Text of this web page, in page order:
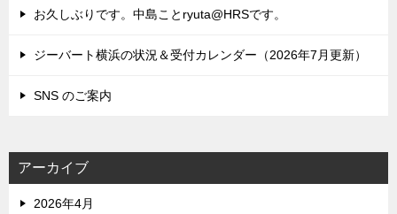
お久しぶりです。中島ことryuta@HRSです。
ジーバート横浜の状況＆受付カレンダー（2026年7月更新）
SNS のご案内
アーカイブ
2026年4月